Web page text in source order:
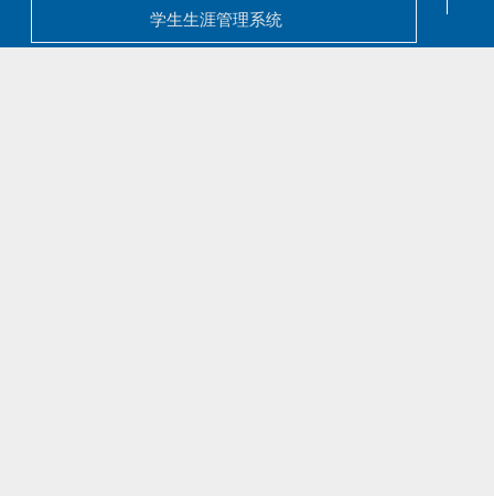
学生生涯管理系统